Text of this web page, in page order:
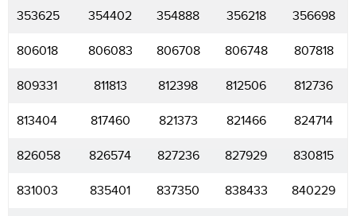
353625 354402 354888 356218 356698
806018 806083 806708 806748 807818
809331 811813 812398 812506 812736
813404 817460 821373 821466 824714
826058 826574 827236 827929 830815
831003 835401 837350 838433 840229